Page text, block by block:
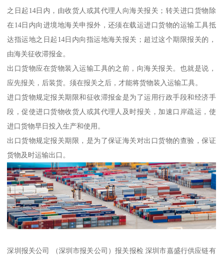
之日起14日内，由收货人或其代理人向海关报关；转关进口货物除
在14日内向进境地海关申报外，还须在载运进口货物的运输工具抵
达指运地之日起14日内向指运地海关报关；超过这个期限报关的，
由海关征收滞报金。
出口货物应在货物装入运输工具的之前，向海关报关。也就是说，
应先报关，后装货。须在报关之后，才能将货物装入运输工具。
进口货物规定报关期限和征收滞报金是为了运用行政手段和经济手
段，促使进口货物收货人或其代理人及时报关，加速口岸疏运，使
进口货物早日投入生产和使用。
出口货物规定报关期限，是为了保证海关对出口货物的查验，保证
货物及时运输出口。
深圳报关公司 （深圳市报关公司）报关报检 深圳市嘉盛行供应链有